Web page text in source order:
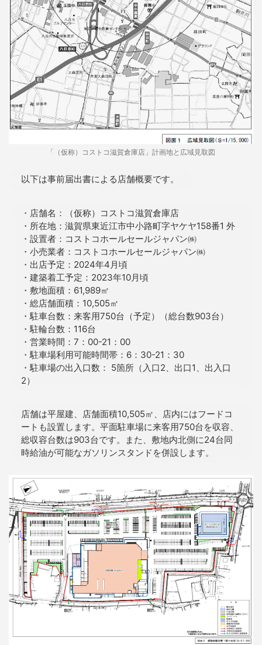
「（仮称）コストコ滋賀倉庫店」計画地と広域見取図
以下は事前届出書による店舗概要です。
・店舗名：（仮称）コストコ滋賀倉庫店
・所在地：滋賀県東近江市中小路町字ヤケヤ158番1 外
・設置者：コストコホールセールジャパン㈱
・小売業者：コストコホールセールジャパン㈱
・出店予定：2024年4月頃
・建築着工予定：2023年10月頃
・敷地面積：61,989㎡
・総店舗面積：10,505㎡
・駐車台数：来客用750台（予定）（総台数903台）
・駐輪台数：116台
・営業時間：7：00-21：00
・駐車場利用可能時間帯：6：30-21：30
・駐車場の出入口数： 5箇所（入口2、出口1、出入口
2）
店舗は平屋建、店舗面積10,505㎡、店内にはフードコ
ートも設置します。平面駐車場に来客用750台を収容、
総収容台数は903台です。また、敷地内北側に24台同
時給油が可能なガソリンスタンドを併設します。